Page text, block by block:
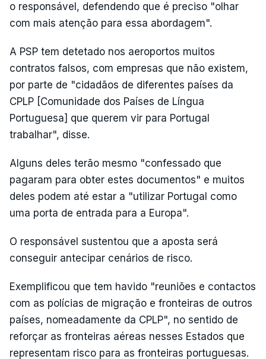
o responsável, defendendo que é preciso "olhar
com mais atenção para essa abordagem".
A PSP tem detetado nos aeroportos muitos
contratos falsos, com empresas que não existem,
por parte de "cidadãos de diferentes países da
CPLP [Comunidade dos Países de Língua
Portuguesa] que querem vir para Portugal
trabalhar", disse.
Alguns deles terão mesmo "confessado que
pagaram para obter estes documentos" e muitos
deles podem até estar a "utilizar Portugal como
uma porta de entrada para a Europa".
O responsável sustentou que a aposta será
conseguir antecipar cenários de risco.
Exemplificou que tem havido "reuniões e contactos
com as polícias de migração e fronteiras de outros
países, nomeadamente da CPLP", no sentido de
reforçar as fronteiras aéreas nesses Estados que
representam risco para as fronteiras portuguesas.